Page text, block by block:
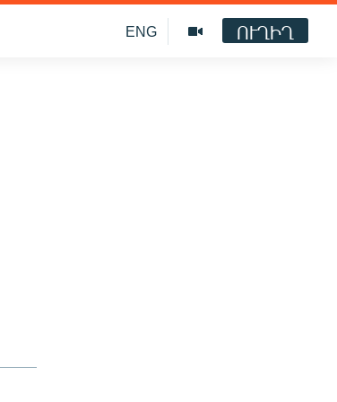
ENG ՈՒՂԻՂ